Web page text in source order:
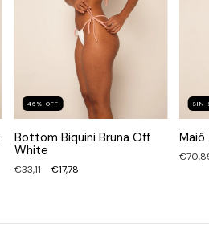
46 % OFF
Bottom Biquini Bruna Off
White
€33,11 €17,78
SIN